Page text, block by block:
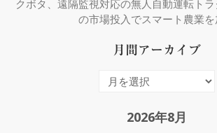
クボタ、遠隔監視対応の無人自動運転ト
の市場投入でスマート農業を
月間アーカイブ
2026年8月